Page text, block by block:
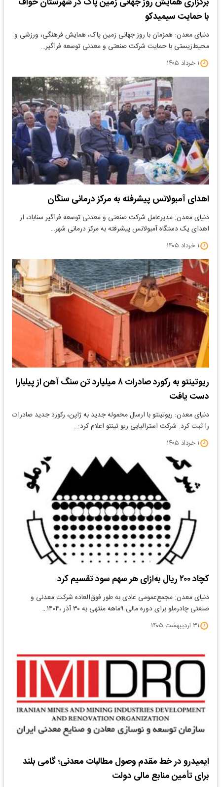
با حمایت سیمیدکو
دنیای معدن: همزمان با روز جهانی زمین پاک، همایش فرهنگی، ورزشی و
محیط‌زیستی با حمایت شرکت صنعتی و معدنی توسعه فراگیر…
۱ خرداد ۱۴۰۵
اهدای آمبولانس پیشرفته به مرکز درمانی سنگان
دنیای معدن: مدیرعامل شرکت صنعتی و معدنی توسعه فراگیر سناباد، از
اهدای یک دستگاه آمبولانس پیشرفته به مرکز درمانی شهر…
۱ خرداد ۱۴۰۵
ریوتینتو به رکورد صادرات ۸ میلیارد تن سنگ آهن از پیلبارا
دست یافت
دنیای معدن: ریوتینتو با ارسال محموله جدید به ژاپن، رکورد جدید صادرات
را ثبت کرد. شرکت استرالیایی ریو تینتو اعلام کرد:…
۱ خرداد ۱۴۰۵
کچاد ۲۰۰ ریال به‌ازای هر سهم سود تقسیم کرد
دنیای معدن: مجمع‌عمومی عادی به طور فوق‌العاده شرکت معدنی و
صنعتی چادرملو برای دوره مالی ۹ماهه منتهی به ۳۰ آذر ،۱۴۰۴…
۳۱ اردیبهشت ۱۴۰۵
ایمیدرو در خط مقدم وصول مطالبات معدنی؛ گامی بلند
برای تأمین منابع مالی دولت